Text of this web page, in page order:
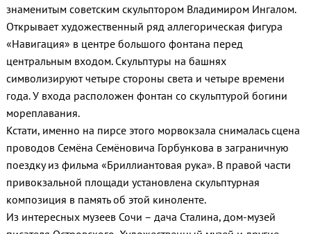
знаменитым советским скульптором Владимиром Ингалом.
Открывает художественный ряд аллегорическая фигура
«Навигация» в центре большого фонтана перед
центральным входом. Скульптуры на башнях
символизируют четыре стороны света и четыре времени
года. У входа расположен фонтан со скульптурой богини
мореплавания.
Кстати, именно на пирсе этого морвокзала снималась сцена
проводов Семёна Семёновича Горбункова в заграничную
поездку из фильма «Бриллиантовая рука». В правой части
привокзальной площади установлена скульптурная
композиция в память об этой киноленте.
Из интересных музеев Сочи – дача Сталина, дом-музей